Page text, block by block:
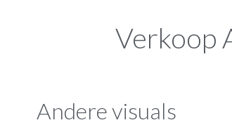
Verkoop
Andere visuals